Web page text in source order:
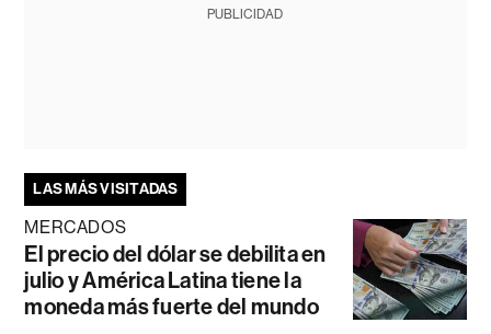
PUBLICIDAD
LAS MÁS VISITADAS
MERCADOS
El precio del dólar se debilita en
julio y América Latina tiene la
moneda más fuerte del mundo